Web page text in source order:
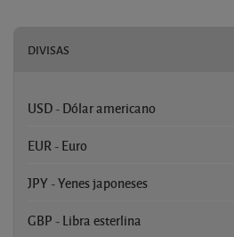
DIVISAS
USD - Dólar americano
EUR - Euro
JPY - Yenes japoneses
GBP - Libra esterlina